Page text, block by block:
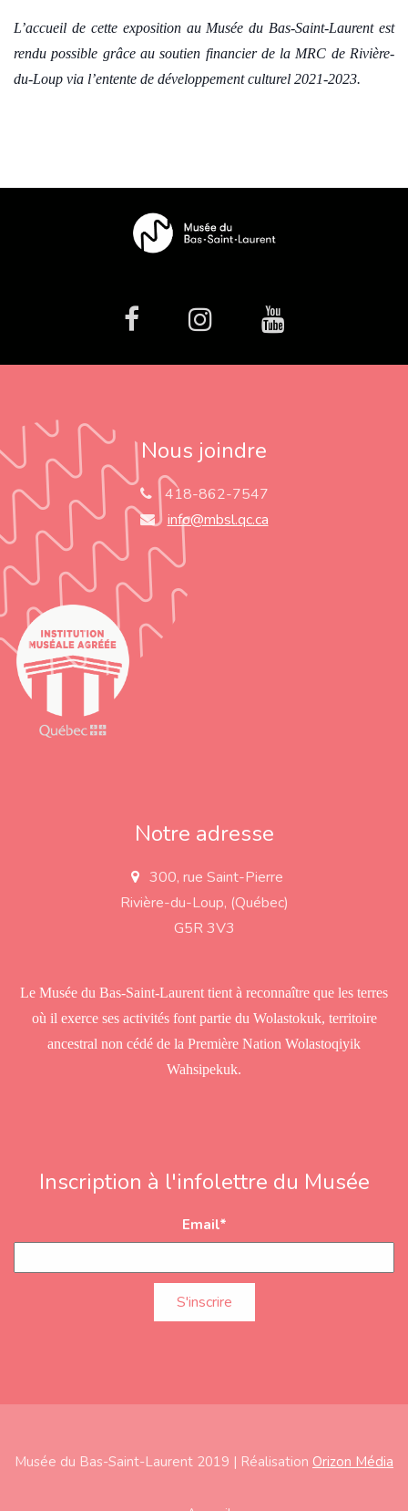
L’accueil de cette exposition au Musée du Bas-Saint-Laurent est
rendu possible grâce au soutien financier de la MRC de Rivière-
du-Loup via l’entente de développement culturel 2021-2023.
facebookInstagramYoutube
Nous joindre
418-862-7547
info@mbsl.qc.ca
Notre adresse
a
d
300, rue Saint-Pierre
Rivière-du-Loup, (Québec)
G5R 3V3
Le Musée du Bas-Saint-Laurent tient à reconnaître que les terres
où il exerce ses activités font partie du Wolastokuk, territoire
ancestral non cédé de la Première Nation Wolastoqiyik
Wahsipekuk.
Inscription à l'infolettre du Musée
Email*
Musée du Bas-Saint-Laurent 2019 | Réalisation Orizon Média